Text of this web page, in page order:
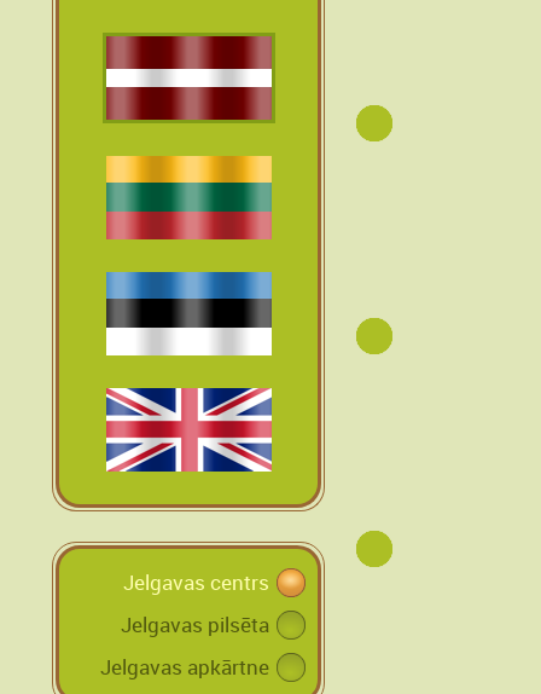
Jelgavas centrs
Jelgavas pilsēta
Jelgavas apkārtne